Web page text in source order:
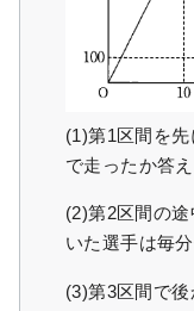
(1)第1区間を
で走ったか答え
(2)第2区間の
いた選手は毎
(3)第3区間で